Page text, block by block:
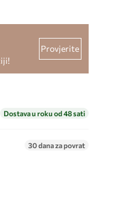
Provjerite
Dostava u roku od 48 sati
30 dana za povrat